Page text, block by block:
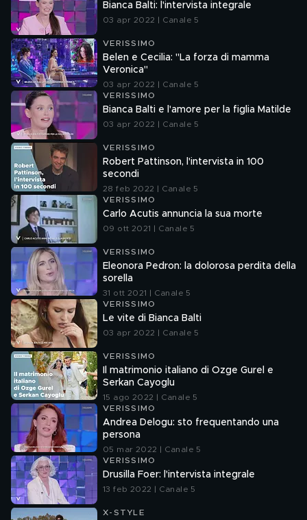
Bianca Balti: l'intervista integrale
03 apr 2022 | Canale 5
VERISSIMO
Belen e Cecilia: "La forza di mamma
Veronica"
03 apr 2022 | Canale 5
VERISSIMO
Bianca Balti e l'amore per la figlia Matilde
03 apr 2022 | Canale 5
VERISSIMO
Robert Pattinson, l'intervista in 100
secondi
28 feb 2022 | Canale 5
VERISSIMO
Carlo Acutis annuncia la sua morte
09 ott 2021 | Canale 5
VERISSIMO
Eleonora Pedron: la dolorosa perdita della
sorella
31 ott 2021 | Canale 5
VERISSIMO
Le vite di Bianca Balti
03 apr 2022 | Canale 5
VERISSIMO
Il matrimonio italiano di Ozge Gurel e
Serkan Cayoglu
15 ago 2022 | Canale 5
VERISSIMO
Andrea Delogu: sto frequentando una
persona
05 mar 2022 | Canale 5
VERISSIMO
Drusilla Foer: l'intervista integrale
13 feb 2022 | Canale 5
X-STYLE